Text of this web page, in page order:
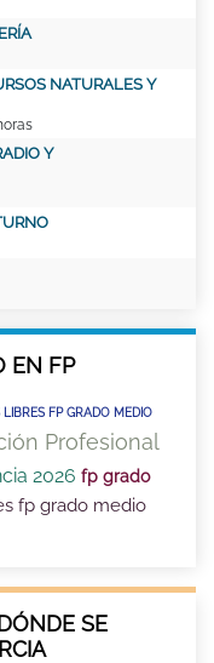
NATURALES Y
Y
EN FP
LIBRES FP GRADO MEDIO
Profesional
2026 fp grado
fp grado medio
SE